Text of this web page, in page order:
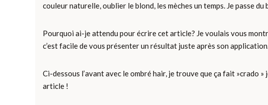
couleur naturelle, oublier le blond, les mèches un temps. Je passe
Pourquoi ai-je attendu pour écrire cet article? Je voulais vous
c’est facile de vous présenter un résultat juste après son
Ci-dessous l’avant avec le ombré hair, je trouve que ça fait »crado
article !